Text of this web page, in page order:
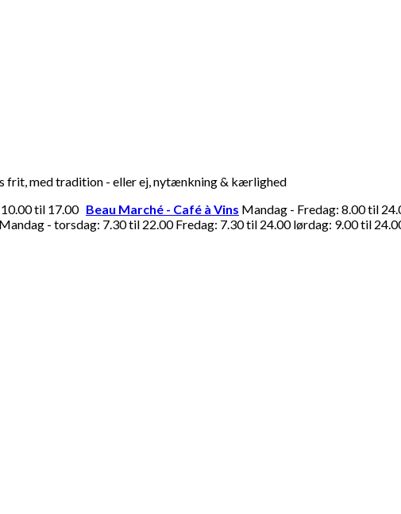
frit, med tradition - eller ej, nytænkning & kærlighed
til 17.00 Beau Marché - Café à Vins Mandag - Fredag: 8.00 til
Mandag - torsdag: 7.30 til 22.00 Fredag: 7.30 til 24.00 lørdag: 9.00 til